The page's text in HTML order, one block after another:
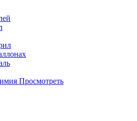
Просмотреть